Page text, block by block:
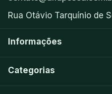
Rua Otávio Tarquínio de
Informações
Categorias